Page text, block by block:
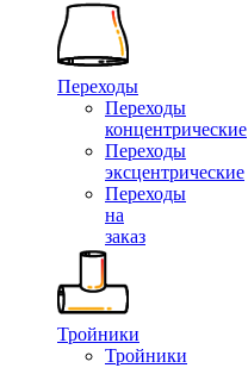
Переходы
Переходы
концентрические
Переходы
эксцентрические
Переходы
на
заказ
Тройники
Тройники